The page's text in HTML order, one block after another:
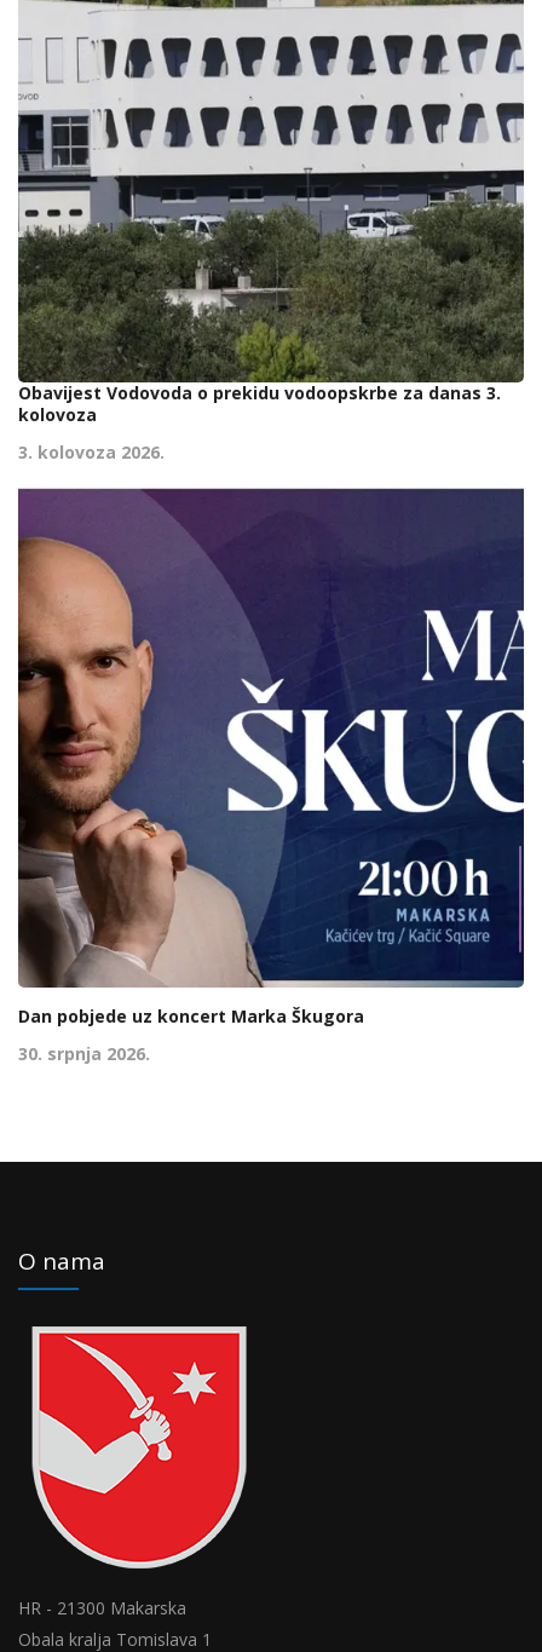
Obavijest Vodovoda o prekidu vodoopskrbe za danas 3.
kolovoza
3. kolovoza 2026.
Dan pobjede uz koncert Marka Škugora
30. srpnja 2026.
O nama
HR - 21300 Makarska
Obala kralja Tomislava 1